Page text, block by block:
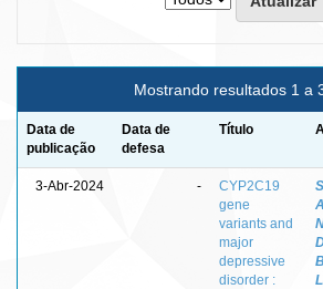
Mostrando resultados 1 a
Data de
publicação
Data de
defesa
Título
3-Abr-2024 -
CYP2C19
gene
variants and
major
depressive
disorder :